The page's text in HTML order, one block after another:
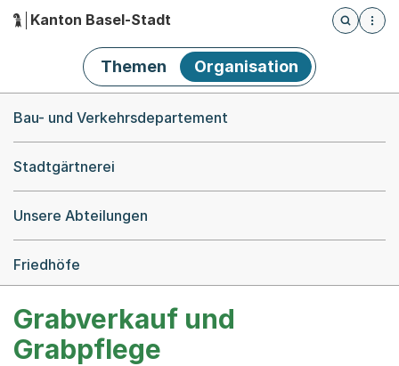
Hauptnavigation
Kanton Basel-Stadt
Öffnet
Themen Organisation
Bau- und Verkehrsdepartement
Stadtgärtnerei
Unsere Abteilungen
Friedhöfe
Grabverkauf und
Grabpflege